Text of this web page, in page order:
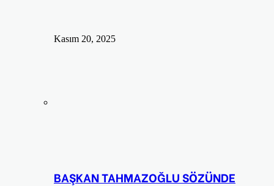
Kasım 20, 2025
BAŞKAN TAHMAZOĞLU SÖZÜNDE